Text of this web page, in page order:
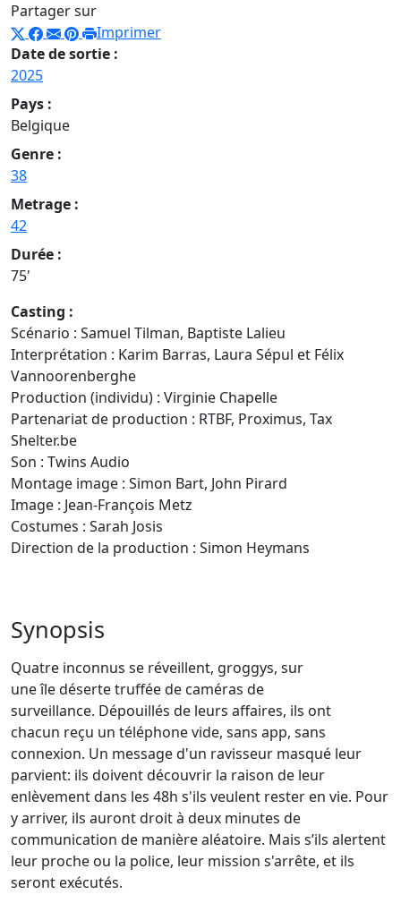
Partager sur
Imprimer
Date de sortie :
2025
Pays :
Belgique
Genre :
38
Metrage :
42
Durée :
75'
Casting :
Scénario : Samuel Tilman, Baptiste Lalieu
Interprétation : Karim Barras, Laura Sépul et Félix
Vannoorenberghe
Production (individu) : Virginie Chapelle
Partenariat de production : RTBF, Proximus, Tax
Shelter.be
Son : Twins Audio
Montage image : Simon Bart, John Pirard
Image : Jean-François Metz
Costumes : Sarah Josis
Direction de la production : Simon Heymans
Synopsis
Quatre inconnus se réveillent, groggys, sur
une île déserte truffée de caméras de
surveillance. Dépouillés de leurs affaires, ils ont
chacun reçu un téléphone vide, sans app, sans
connexion. Un message d'un ravisseur masqué leur
parvient: ils doivent découvrir la raison de leur
enlèvement dans les 48h s'ils veulent rester en vie. Pour
y arriver, ils auront droit à deux minutes de
communication de manière aléatoire. Mais s’ils alertent
leur proche ou la police, leur mission s'arrête, et ils
seront exécutés.